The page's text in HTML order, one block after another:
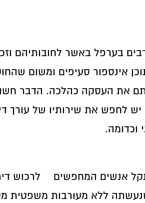
בערפל באשר לחובותיהם
אינספור סעיפים ומשום
את העסקה כהלכה. הדבר
לחפש את שירותיו של עורך
וכדומה.
אנשים המחפשים לרכוש
ללא מעורבות משפטית